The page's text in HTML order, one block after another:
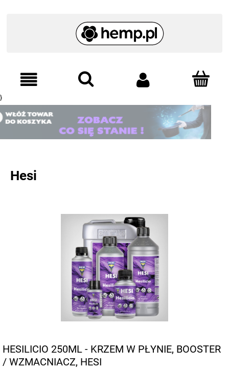
}
Hesi
HESILICIO 250ML - KRZEM W PŁYNIE, BOOSTER
/ WZMACNIACZ, HESI